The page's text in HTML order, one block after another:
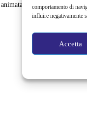
comportamento di
influire negativamente
Accetta
che
lo...
Alessandra